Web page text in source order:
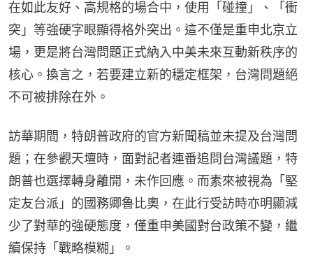
在如此友好、高規格的場合中，使用「碰撞」、「衝
突」等強硬字眼顯得格外突出。這不僅是重申北京立
場，更是將台灣問題正式納入中美未來互動新秩序的
核心。換言之，若要建立新的穩定框架，台灣問題絕
不可被排除在外。
訪華期間，特朗普政府的官方新聞稿並未提及台灣問
題；在參觀天壇時，面對記者連番追問台灣議題，特
朗普也選擇轉身離開，未作回應。而素來被視為「堅
定友台派」的國務卿魯比奧，在此行受訪時亦明顯減
少了對華的強硬態度，僅重申美國對台政策不變，繼
續保持「戰略模糊」。